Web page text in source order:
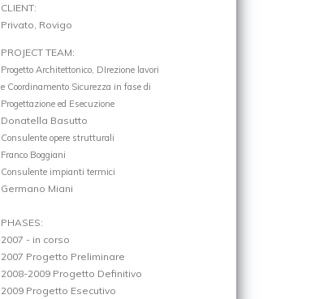
CLIENT:
Privato, Rovigo
PROJECT TEAM:
Progetto Architettonico, DIrezione lavori
e Coordinamento Sicurezza in fase di
Progettazione ed Esecuzione
Donatella Basutto
Consulente opere strutturali
Franco Boggiani
Consulente impianti termici
Germano Miani
PHASES:
2007 - in corso
2007 Progetto Preliminare
2008-2009 Progetto Definitivo
2009 Progetto Esecutivo